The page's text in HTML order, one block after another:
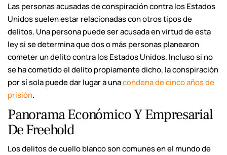
Las personas acusadas de conspiración contra los Estados
Unidos suelen estar relacionadas con otros tipos de
delitos. Una persona puede ser acusada en virtud de esta
ley si se determina que dos o más personas planearon
cometer un delito contra los Estados Unidos. Incluso si no
se ha cometido el delito propiamente dicho, la conspiración
por sí sola puede dar lugar a unacondena de cinco años de
prisión.
Panorama Económico Y Empresarial
De Freehold
Los delitos de cuello blanco son comunes en el mundo de